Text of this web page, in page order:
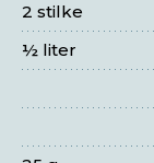
2 stilke
½ liter